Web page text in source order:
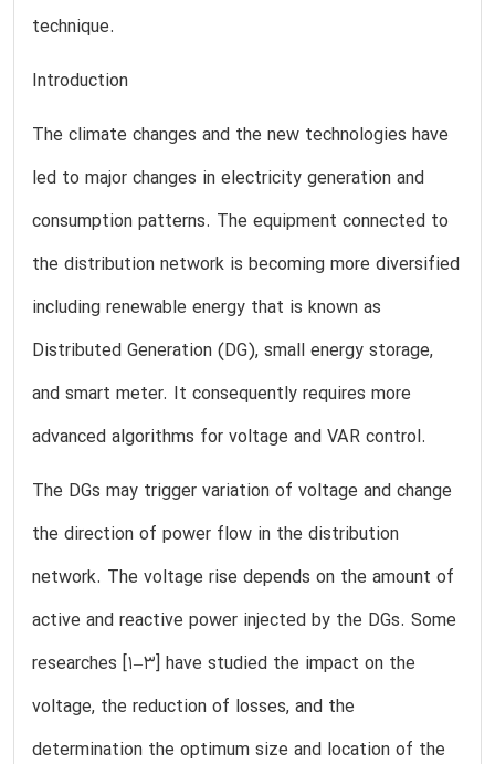
technique.
Introduction
The climate changes and the new technologies have
led to major changes in electricity generation and
consumption patterns. The equipment connected to
the distribution network is becoming more diversified
including renewable energy that is known as
Distributed Generation (DG), small energy storage,
and smart meter. It consequently requires more
advanced algorithms for voltage and VAR control.
The DGs may trigger variation of voltage and change
the direction of power flow in the distribution
network. The voltage rise depends on the amount of
active and reactive power injected by the DGs. Some
researches [1–3] have studied the impact on the
voltage, the reduction of losses, and the
determination the optimum size and location of the